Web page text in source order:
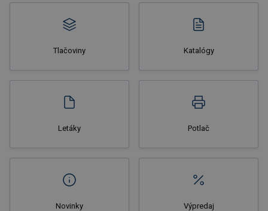
Tlačoviny Katalógy
Letáky Potlač
Novinky Výpredaj